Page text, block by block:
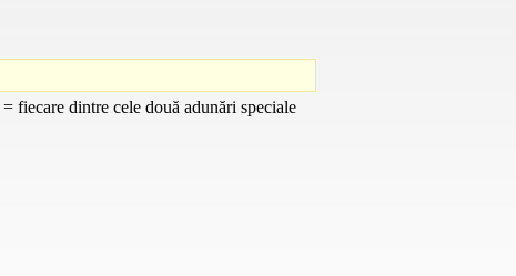
= fiecare dintre cele două adunări speciale